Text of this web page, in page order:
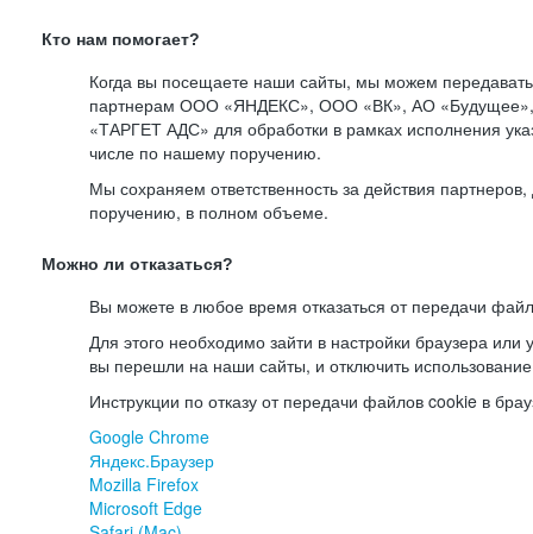
Кто нам помогает?
Когда вы посещаете наши сайты, мы можем
партнерам ООО «ЯНДЕКС», ООО «ВК», АО
«ТАРГЕТ АДС» для обработки в рамках исполнения
числе по нашему поручению.
Мы сохраняем ответственность за действия
поручению, в полном объеме.
Можно ли отказаться?
Вы можете в любое время отказаться от передачи
Для этого необходимо зайти в настройки браузера или
вы перешли на наши сайты, и отключить
Инструкции по отказу от передачи файлов cookie в
Google Chrome
Яндекс.Браузер
Mozilla Firefox
Microsoft Edge